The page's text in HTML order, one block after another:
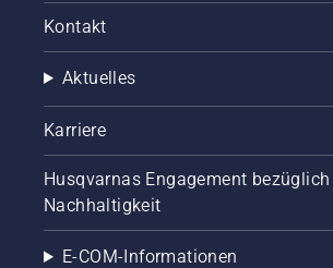
Kontakt
Aktuelles
Karriere
Husqvarnas Engagement bezüglich
Nachhaltigkeit
E-COM-Informationen